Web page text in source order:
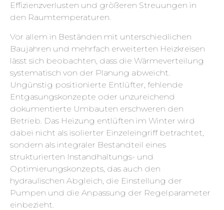
Effizienzverlusten und größeren Streuungen in
den Raumtemperaturen.
Vor allem in Beständen mit unterschiedlichen
Baujahren und mehrfach erweiterten Heizkreisen
lässt sich beobachten, dass die Wärmeverteilung
systematisch von der Planung abweicht.
Ungünstig positionierte Entlüfter, fehlende
Entgasungskonzepte oder unzureichend
dokumentierte Umbauten erschweren den
Betrieb. Das Heizung entlüften im Winter wird
dabei nicht als isolierter Einzeleingriff betrachtet,
sondern als integraler Bestandteil eines
strukturierten Instandhaltungs- und
Optimierungskonzepts, das auch den
hydraulischen Abgleich, die Einstellung der
Pumpen und die Anpassung der Regelparameter
einbezieht.